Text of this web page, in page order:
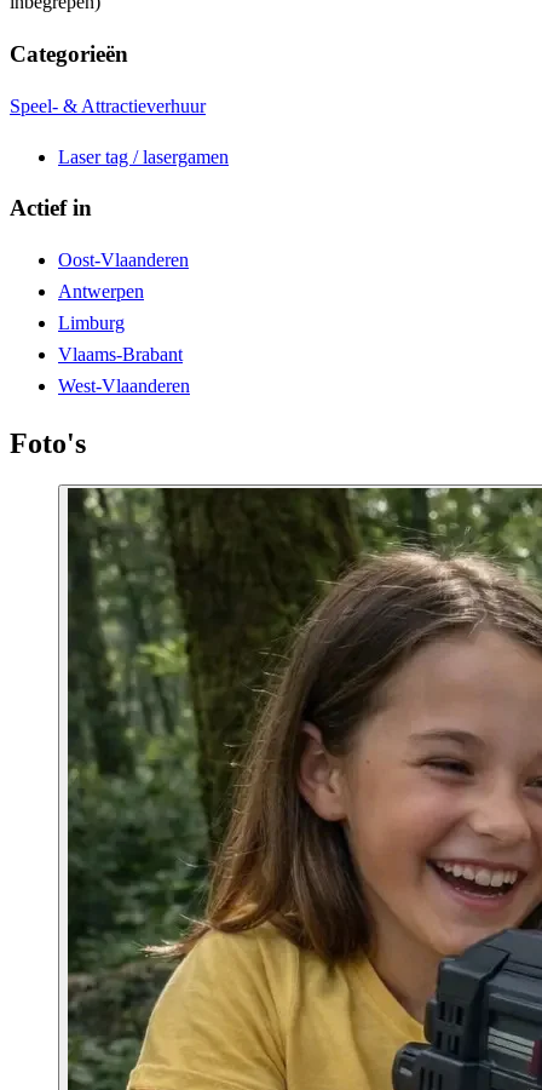
Categorieën
Speel- & Attractieverhuur
Laser tag / lasergamen
Actief in
Oost-Vlaanderen
Antwerpen
Limburg
Vlaams-Brabant
West-Vlaanderen
Foto's